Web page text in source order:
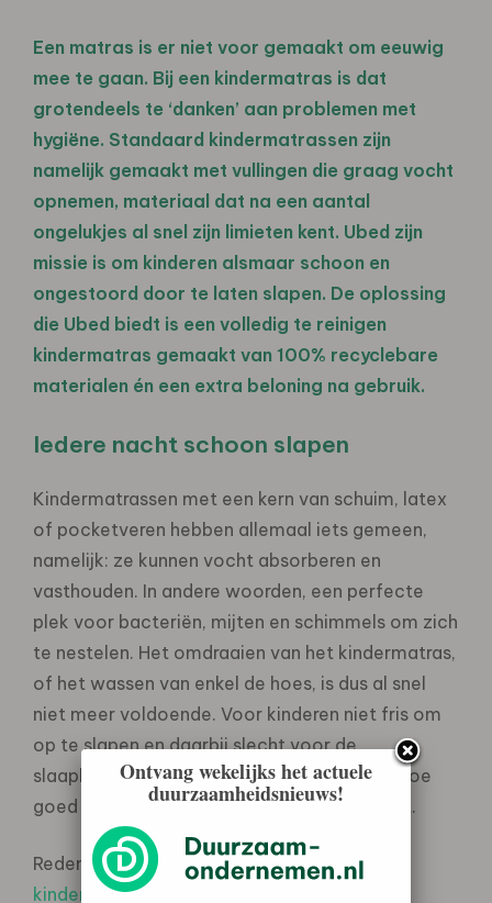
Een matras is er niet voor gemaakt om eeuwig
mee te gaan. Bij een kindermatras is dat
grotendeels te ‘danken’ aan problemen met
hygiëne. Standaard kindermatrassen zijn
namelijk gemaakt met vullingen die graag vocht
opnemen, materiaal dat na een aantal
ongelukjes al snel zijn limieten kent. Ubed zijn
missie is om kinderen alsmaar schoon en
ongestoord door te laten slapen. De oplossing
die Ubed biedt is een volledig te reinigen
kindermatras gemaakt van 100% recyclebare
materialen én een extra beloning na gebruik.
Iedere nacht schoon slapen
Kindermatrassen met een kern van schuim, latex
of pocketveren hebben allemaal iets gemeen,
namelijk: ze kunnen vocht absorberen en
vasthouden. In andere woorden, een perfecte
plek voor bacteriën, mijten en schimmels om zich
te nestelen. Het omdraaien van het kindermatras,
of het wassen van enkel de hoes, is dus al snel
niet meer voldoende. Voor kinderen niet fris om
op te slapen en daarbij slecht voor de
slaapkwaliteit. Wat weer bepalend is voor hoe
goed je als ouder door de nacht heen slaapt.
Reden genoeg voor Ubed om als eerste een
kindermatras
Ontvang wekelijks het actuele
duurzaamheidsnieuws!